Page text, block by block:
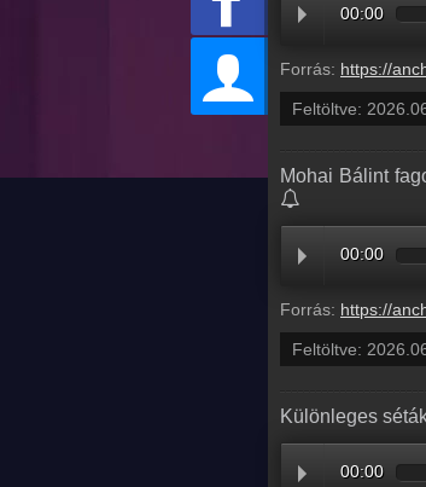
00:00
Forrás: https://anchor.fm/s/45194458/podcast/play/
Feltöltve:
Mohai Bálint
00:00
Forrás: https://anchor.fm/s/45194458/podcast/play/
Feltöltve:
Különleges
00:00